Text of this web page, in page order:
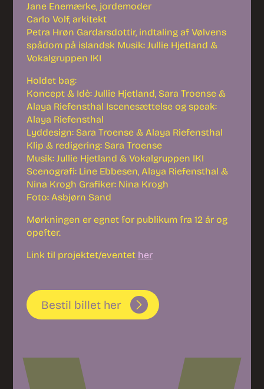
Jane Enemærke, jordemoder
Carlo Volf, arkitekt
Petra Hrøn Gardarsdottir, indtaling af Vølvens
spådom på islandsk Musik: Jullie Hjetland &
Vokalgruppen IKI
Holdet bag:
Koncept & Idè: Jullie Hjetland, Sara Troense &
Alaya Riefensthal Iscenesættelse og speak:
Alaya Riefensthal
Lyddesign: Sara Troense & Alaya Riefensthal
Klip & redigering: Sara Troense
Musik: Jullie Hjetland & Vokalgruppen IKI
Scenografi: Line Ebbesen, Alaya Riefensthal &
Nina Krogh Grafiker: Nina Krogh
Foto: Asbjørn Sand
Mørkningen er egnet for publikum fra 12 år og
opefter.
Link til projektet/eventet her
Bestil billet her